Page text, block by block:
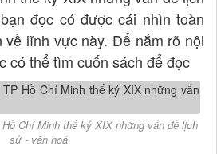
đọc có được cái nhìn toàn
về lĩnh vực này. Để nắm rõ nội
có thể tìm cuốn sách để đọc
Chí Minh thế kỷ XIX những vấn đề lịch
sử - văn hoá